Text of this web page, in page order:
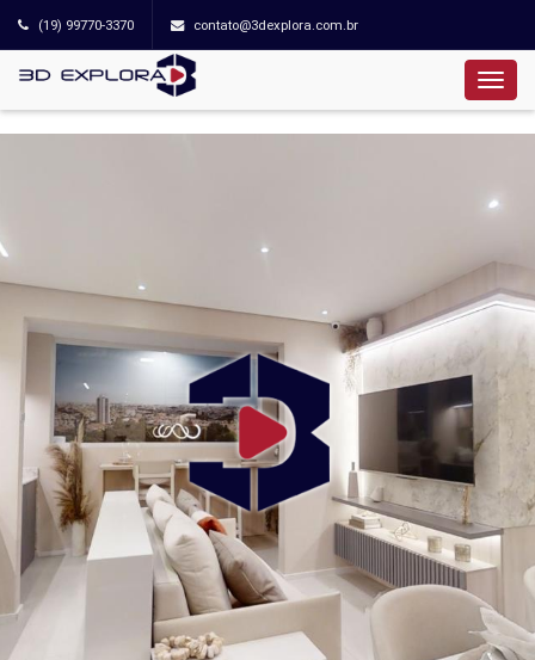
(19) 99770-3370 contato@3dexplora.com.br